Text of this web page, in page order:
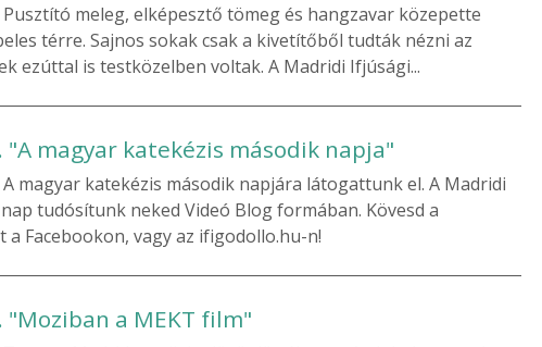
Pusztító meleg, elképesztő tömeg és hangzavar közepette
térre. Sajnos sokak csak a kivetítőből tudták nézni az
ezúttal is testközelben voltak. A Madridi Ifjúsági...
"A magyar katekézis második napja"
A magyar katekézis második napjára látogattunk el. A Madridi
tudósítunk neked Videó Blog formában. Kövesd a
Facebookon, vagy az ifigodollo.hu-n!
"Moziban a MEKT film"